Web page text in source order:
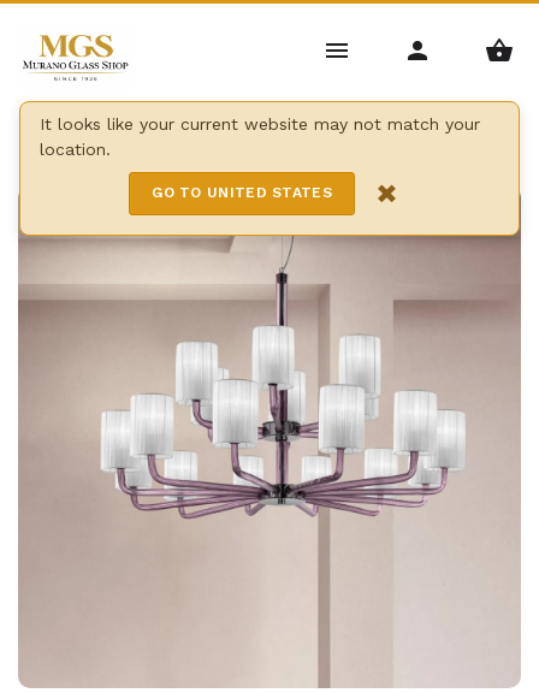
It looks like your current website may not match your
location.
GO TO UNITED STATES ×
Home / Candelabros / Candelabros con Lampshades
Can can chandelier